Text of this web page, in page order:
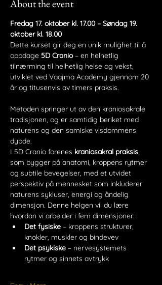
About the event
Fredag 17. oktober kl. 17.00 – Søndag 19.
oktober kl. 18.00
Dette kurset gir deg en unik mulighet til å
oppdage 5D Cranio – en helhetlig
tilnærming til helhetlig helse og vekst,
utviklet ved Vaajma Academy gjennom 20
år og titusenvis av timers praksis.
Metoden springer ut av den kraniosakrale
tradisjonen, og er samtidig beriket med
naturens og den samiske visdommens
dybde.
I 5D Cranio forenes kraniosakral praksis,
som bygger på anatomi, kroppens rytmer
og subtile bevegelser, med et utvidet
perspektiv på mennesket som inkluderer
naturens sykluser, energi og åndelig
dimensjon. Denne helgen vil du lære
hvordan vi arbeider i fem dimensjoner:
Det fysiske – kroppens strukturer,
knokler, muskler og bindevev
Det psykiske – nervesystemets
rytmer og sinnets avtrykk